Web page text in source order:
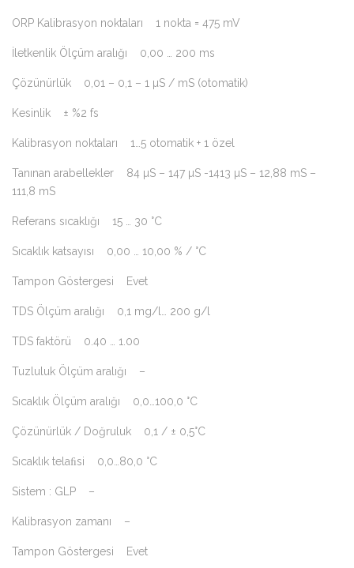
ORP Kalibrasyon noktaları 1 nokta = 475 mV
İletkenlik Ölçüm aralığı 0,00 … 200 ms
Çözünürlük 0,01 – 0,1 – 1 µS / mS (otomatik)
Kesinlik ± %2 fs
Kalibrasyon noktaları 1…5 otomatik + 1 özel
Tanınan arabellekler 84 µS – 147 µS -1413 µS – 12,88 mS –
111,8 mS
Referans sıcaklığı 15 … 30 °C
Sıcaklık katsayısı 0,00 … 10,00 % / °C
Tampon Göstergesi Evet
TDS Ölçüm aralığı 0,1 mg/l… 200 g/l
TDS faktörü 0.40 … 1.00
Tuzluluk Ölçüm aralığı –
Sıcaklık Ölçüm aralığı 0,0…100,0 °C
Çözünürlük / Doğruluk 0,1 / ± 0,5°C
Sıcaklık telaﬁsi 0,0…80,0 °C
Sistem : GLP –
Kalibrasyon zamanı –
Tampon Göstergesi Evet